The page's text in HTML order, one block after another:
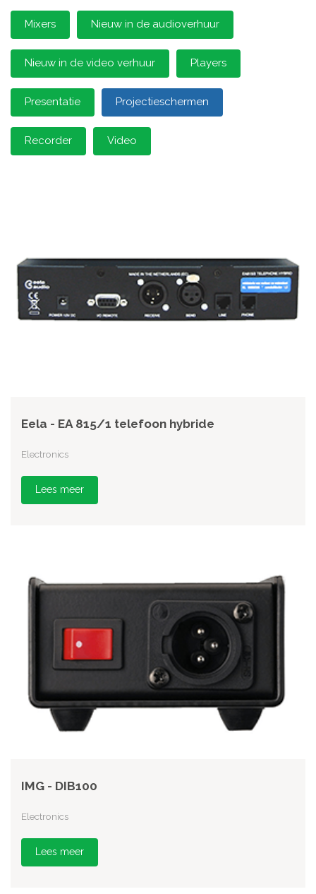
Mixers Nieuw in de audioverhuur
Nieuw in de video verhuur Players
Presentatie Projectieschermen
Recorder Video
Eela - EA 815/1 telefoon hybride
Electronics
Lees meer
IMG - DIB100
Electronics
Lees meer